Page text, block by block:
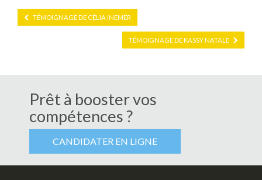
TÉMOIGNAGE DE CÉLIA INEMER
TÉMOIGNAGE DE KASSY NATALE
Prêt à booster vos
compétences ?
CANDIDATER EN LIGNE